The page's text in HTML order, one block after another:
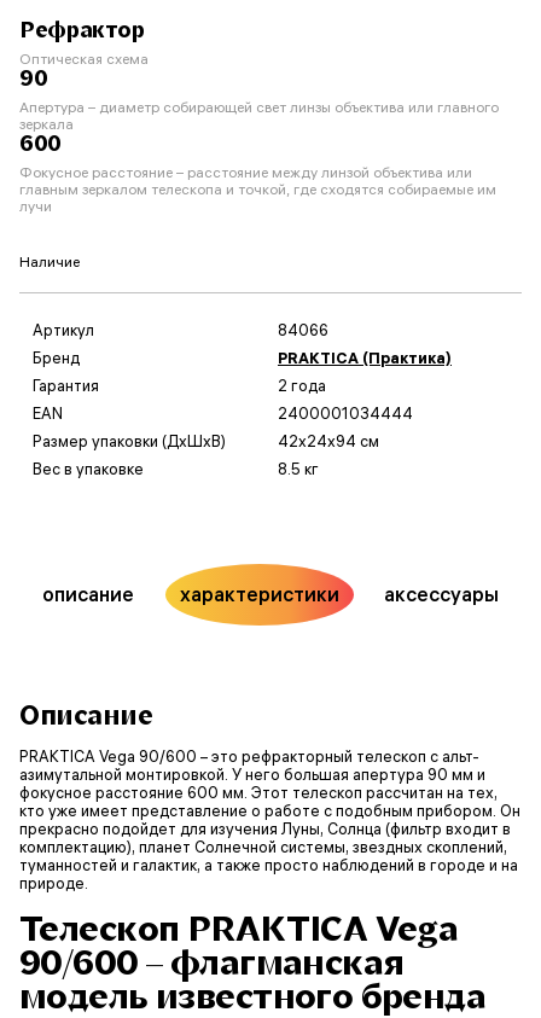
Рефрактор
Оптическая схема
90
Апертура – диаметр собирающей свет линзы объектива или главного
зеркала
600
Фокусное расстояние – расстояние между линзой объектива или
главным зеркалом телескопа и точкой, где сходятся собираемые им
лучи
Наличие
Артикул
84066
Бренд
PRAKTICA (Практика)
Гарантия
2 года
EAN
2400001034444
Размер упаковки (ДxШxВ)
42x24x94 см
Вес в упаковке
8.5 кг
описание характеристики аксессуары
Описание
PRAKTICA Vega 90/600 – это рефракторный телескоп с альт-
азимутальной монтировкой. У него большая апертура 90 мм и
фокусное расстояние 600 мм. Этот телескоп рассчитан на тех,
кто уже имеет представление о работе с подобным прибором. Он
прекрасно подойдет для изучения Луны, Солнца (фильтр входит в
комплектацию), планет Солнечной системы, звездных скоплений,
туманностей и галактик, а также просто наблюдений в городе и на
природе.
Телескоп PRAKTICA Vega
90/600 – флагманская
модель известного бренда